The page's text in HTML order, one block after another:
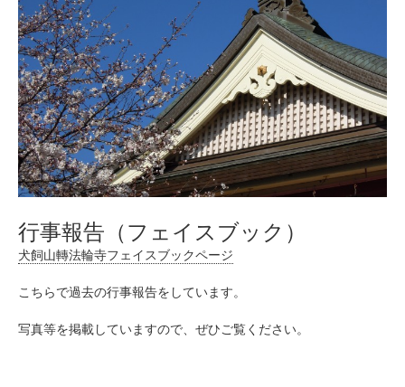
行事報告（フェイスブック）
犬飼山轉法輪寺フェイスブックページ
こちらで過去の行事報告をしています。
写真等を掲載していますので、ぜひご覧ください。